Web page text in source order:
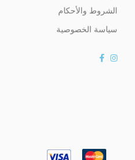
الشروط والأحكام
سياسة الخصوصية